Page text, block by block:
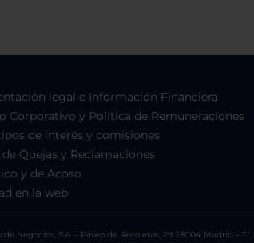
legal e Información Financiera
Corporativo y Política de Remuneraciones
de interés y comisiones
Quejas y Reclamaciones
y de Acoso
en la web
Negocios, S.A. – Paseo de Recoletos, 29 28004 Madrid –